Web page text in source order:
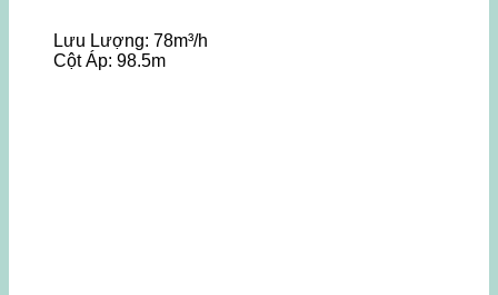
Lưu Lượng: 78m³/h
Cột Áp: 98.5m